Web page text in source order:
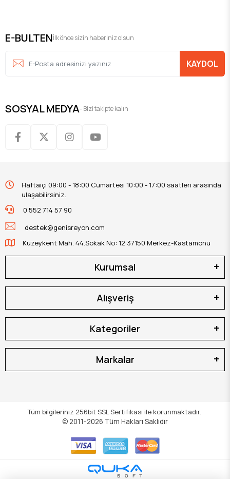
E-BULTENİlk önce sizin haberiniz olsun
KAYDOL
SOSYAL MEDYA- Bizi takipte kalın
Haftaiçi 09:00 - 18:00 Cumartesi 10:00 - 17:00 saatleri arasında
ulaşabilirsiniz.
0 552 714 57 90
destek@genisreyon.com
Kuzeykent Mah. 44.Sokak No: 12 37150 Merkez-Kastamonu
Kurumsal
Alışveriş
Kategoriler
Markalar
Tüm bilgileriniz 256bit SSL Sertifikası ile korunmaktadır.
© 2011-2026 Tüm Hakları Saklıdır